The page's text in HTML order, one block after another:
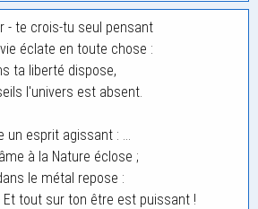
- te crois-tu seul pensant
éclate en toute chose :
ta liberté dispose,
l'univers est absent.
un esprit agissant : ...
à la Nature éclose ;
le métal repose :
Et tout sur ton être est puissant !